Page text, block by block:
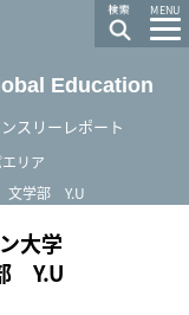
MENU
Education
スリーレポート
リア
文学部 Y.U
大学
Y.U